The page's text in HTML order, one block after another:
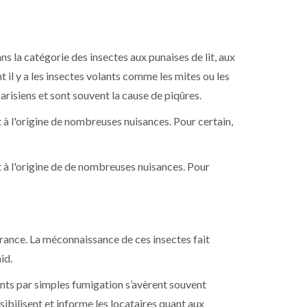
la catégorie des insectes aux punaises de lit, aux
y a les insectes volants comme les mites ou les
et sont souvent la cause de piqûres.
l'origine de nombreuses nuisances. Pour certain,
l'origine de de nombreuses nuisances. Pour
La méconnaissance de ces insectes fait
par simples fumigation s’avèrent souvent
et informe les locataires quant aux